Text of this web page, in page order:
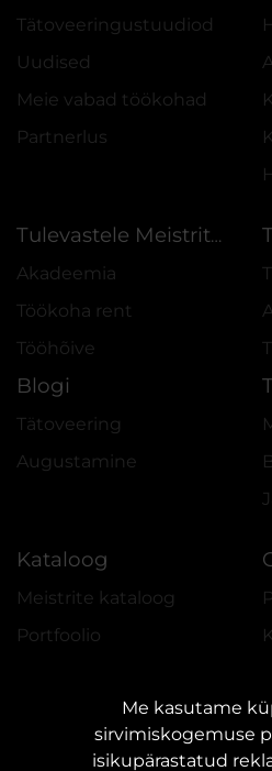
Tätoveeringustuudiod
Uudised
Meie vabad töökohad
Partnerlus
Tulevastele Meistritele
Akadeemia
Töökoha rent
Tööhõive
Blogi
Tätoveering
Augustamine
Kataloog
Meistrite kataloog
Portfoolio
Me kasutame
sirvimiskogemuse
isikupärastatud